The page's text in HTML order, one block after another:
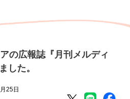
の広報誌『月刊メルディ
した。
25日